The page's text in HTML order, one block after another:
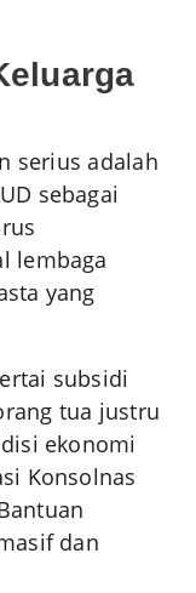
serius adalah
sebagai
lembaga
yang
subsidi
tua justru
ekonomi
Konsolnas
dan